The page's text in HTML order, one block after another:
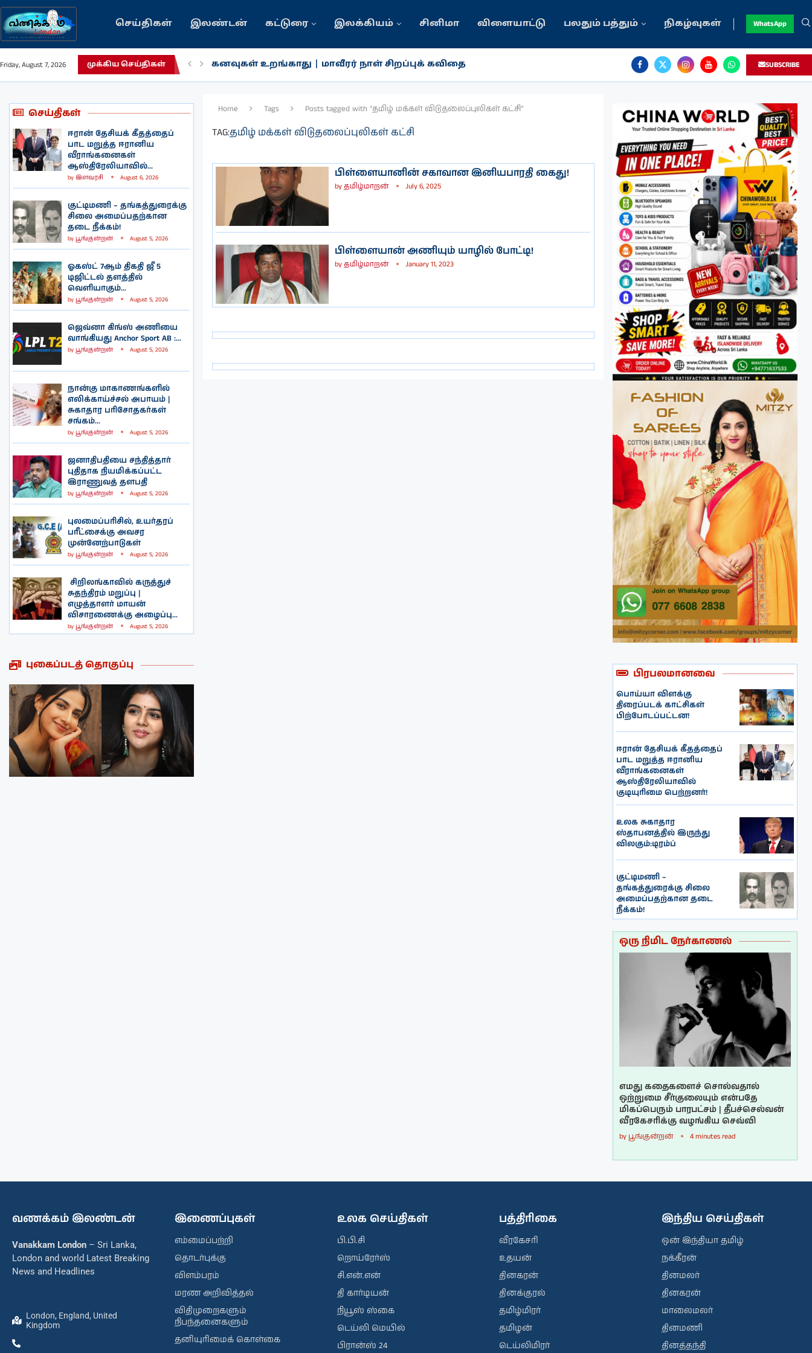
செய்திகள் இலண்டன் கட்டுரை இலக்கியம் சினிமா விளையாட்டு பலதும் பத்தும் நிகழ்வுகள் WhatsApp
Friday, August 7, 2026 முக்கிய செய்திகள் கனவுகள் உறங்காது | மாவீரர் நாள் சிறப்புக் கவிதை SUBSCRIBE
செய்திகள்
ஈரான் தேசியக் கீதத்தைப்
பாட மறுத்த ஈரானிய
வீராங்கனைகள்
ஆஸ்திரேலியாவில்...
by இளவரசி August 6, 2026
குட்டிமணி – தங்கத்துரைக்கு
சிலை அமைப்பதற்கான
தடை நீக்கம்!
by பூங்குன்றன் August 5, 2026
ஓகஸ்ட் 7ஆம் திகதி ஜீ 5
டிஜிட்டல் தளத்தில்
வெளியாகும்...
by பூங்குன்றன் August 5, 2026
ஜெவ்னா கிங்ஸ் அணியை
வாங்கியது Anchor Sport AB :...
by பூங்குன்றன் August 5, 2026
நான்கு மாகாணங்களில்
எலிக்காய்ச்சல் அபாயம் |
சுகாதார பரிசோதகர்கள்
சங்கம்...
by பூங்குன்றன் August 5, 2026
ஜனாதிபதியை சந்தித்தார்
புதிதாக நியமிக்கப்பட்ட
இராணுவத் தளபதி
by பூங்குன்றன் August 5, 2026
புலமைப்பரிசில், உயர்தரப்
பரீட்சைக்கு அவசர
முன்னேற்பாடுகள்
by பூங்குன்றன் August 5, 2026
சிறிலங்காவில் கருத்துச்
சுதந்திரம் மறுப்பு |
எழுத்தாளர் மாயன்
விசாரணைக்கு அழைப்பு...
by பூங்குன்றன் August 5, 2026
புகைப்படத் தொகுப்பு
நடிகை மீனாக்க்ஷி
சௌத்திரியின்
புகைப்படத்தொகுப்பு
நடிகை ருக்மணி
வசந்தின்
புகைப்படத்தொகுப்பு
Home Tags Posts tagged with "தமிழ் மக்கள் விடுதலைப்புலிகள் கட்சி"
TAG:தமிழ் மக்கள் விடுதலைப்புலிகள் கட்சி
பிள்ளையானின் சகாவான இனியபாரதி கைது!
byதமிழ்மாறன் July 6, 2025
பிள்ளையான் அணியும் யாழில் போட்டி!
byதமிழ்மாறன் January 11, 2023
பிரபலமானவை
பொய்யா விளக்கு
திரைப்படக் காட்சிகள்
பிற்போடப்பட்டன!
ஈரான் தேசியக் கீதத்தைப்
பாட மறுத்த ஈரானிய
வீராங்கனைகள்
ஆஸ்திரேலியாவில்
குடியுரிமை பெற்றனர்!
உலக சுகாதார
ஸ்தாபனத்தில் இருந்து
விலகும்:டிரம்ப்
குட்டிமணி –
தங்கத்துரைக்கு சிலை
அமைப்பதற்கான தடை
நீக்கம்!
ஒரு நிமிட நேர்காணல்
எமது கதைகளைச் சொல்வதால்
ஒற்றுமை சீர்குலையும் என்பதே
மிகப்பெரும் பாரபட்சம் | தீபச்செல்வன்
வீரகேசரிக்கு வழங்கிய செவ்வி
by பூங்குன்றன் 4 minutes read
வணக்கம் இலண்டன்
Vanakkam London – Sri Lanka,
London and world Latest Breaking
News and Headlines
London, England, United
Kingdom
இணைப்புகள்
எம்மைப்பற்றி
தொடர்புக்கு
விளம்பரம்
மரண அறிவித்தல்
விதிமுறைகளும்
நிபந்தனைகளும்
தனியுரிமைக் கொள்கை
உலக செய்திகள்
பி.பி.சி
றொய்ரேர்ஸ்
சி.என்.என்
தி கார்டியன்
நியூஸ் ஸ்கை
டெய்லி மெயில்
பிரான்ஸ் 24
பத்திரிகை
வீரகேசரி
உதயன்
தினகரன்
தினக்குரல்
தமிழ்மிரர்
தமிழன்
டெய்லிமிரர்
இந்திய செய்திகள்
ஒன் இந்தியா தமிழ்
நக்கீரன்
தினமலர்
தினகரன்
மாலைமலர்
தினமணி
தினத்தந்தி